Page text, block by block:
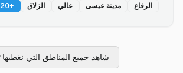
الرفاع مدينة عيسى عالي الزلاق +
20
شاهد جميع المناطق التي نغطيها